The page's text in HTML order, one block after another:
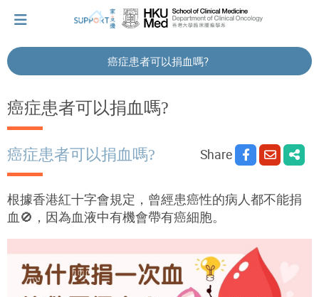
Let's walk together
Cherish every moment; love every day.
Let's take a break!
Tips and Resources
癌症患者可以捐血嗎?
癌症患者可以捐血嗎?
Share
癌症患者可以捐血嗎?
根據香港紅十字會規定，曾經患癌性的病人都不能捐
血🚫，因為血液中有機會帶有癌細胞。